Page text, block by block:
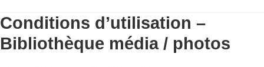
Conditions d’utilisation –
Bibliothèque média / photos